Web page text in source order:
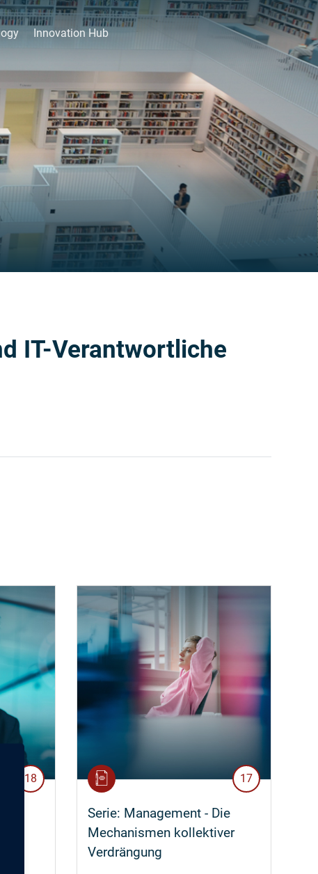
Innovation Hub
IT-Verantwortliche
18 17
Serie: Management - Die
Mechanismen kollektiver
Verdrängung